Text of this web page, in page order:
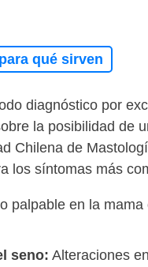
qué sirven
diagnóstico por
la posibilidad de
Chilena de
los síntomas más
palpable en la mama
seno: Alteraciones